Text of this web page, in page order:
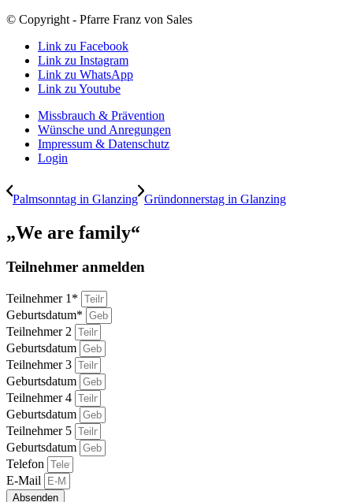
© Copyright - Pfarre Franz von Sales
Link zu Facebook
Link zu Instagram
Link zu WhatsApp
Link zu Youtube
Missbrauch & Prävention
Wünsche und Anregungen
Impressum & Datenschutz
Login
Palmsonntag in Glanzing Gründonnerstag in Glanzing
„We are family“
Teilnehmer anmelden
Teilnehmer 1*
Geburtsdatum*
Teilnehmer 2
Geburtsdatum
Teilnehmer 3
Geburtsdatum
Teilnehmer 4
Geburtsdatum
Teilnehmer 5
Geburtsdatum
Telefon
E-Mail
Absenden